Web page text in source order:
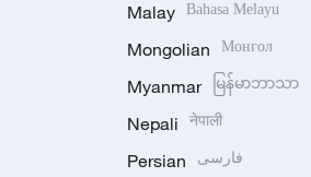
Malay Bahasa Melayu
Mongolian Монгол
Myanmar မြန်မာဘာသာ
Nepali नेपाली
Persian فارسی